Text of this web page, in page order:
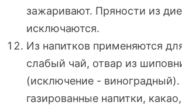
зажаривают. Пряности из
исключаются.
Из напитков применяются
слабый чай, отвар из
(исключение -
газированные напитки,